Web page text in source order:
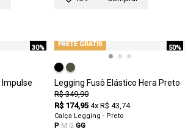
30%
Impulse
50%
FRETE GRÁTIS
Legging Fusô Elástico Hera Preto
R$ 349,90
R$ 174,95 4x R$ 43,74
Calça Legging - Preto
P M G GG